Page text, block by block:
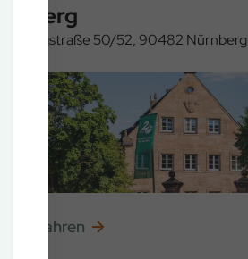
50/52, 90482 Nürnberg
erfahren